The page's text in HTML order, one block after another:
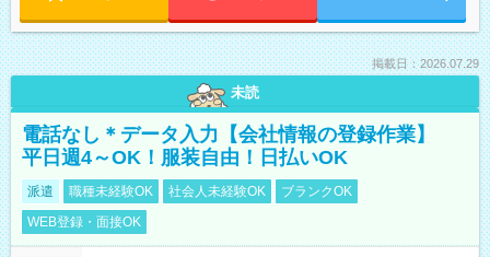
掲載日：2026.07.29
未読
電話なし＊データ入力【会社情報の登録作業】
平日週4～OK！服装自由！日払いOK
派遣 職種未経験OK 社会人未経験OK
ブランクOK
WEB登録・面接OK